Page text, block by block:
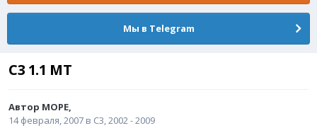
Мы в Telegram
С3 1.1 МТ
Автор МОРЕ,
14 февраля, 2007 в C3, 2002 - 2009